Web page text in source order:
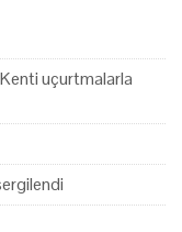
uçurtmalarla